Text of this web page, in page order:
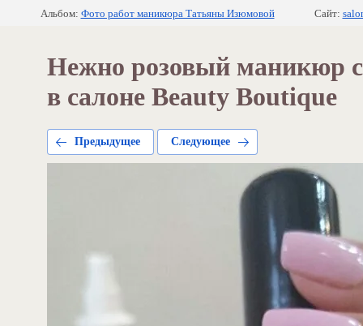
Альбом: Фото работ маникюра Татьяны Изюмовой Сайт:
Нежно розовый маникюр
в салоне Beauty Boutique
Предыдущее Следующее